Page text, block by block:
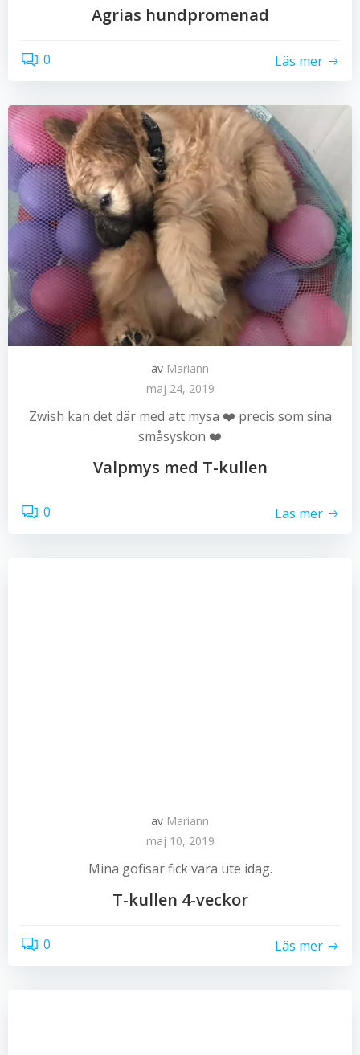
Agrias hundpromenad
0 Läs mer
av Mariann
maj 24, 2019
Zwish kan det där med att mysa ❤️ precis som sina
småsyskon ❤️
Valpmys med T-kullen
0 Läs mer
av Mariann
maj 10, 2019
Mina gofisar fick vara ute idag.
T-kullen 4-veckor
0 Läs mer